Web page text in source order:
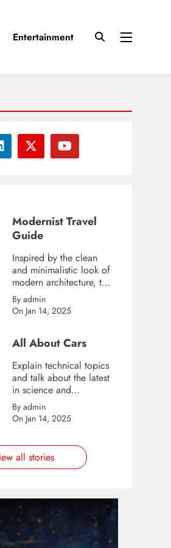
Entertainment
Modernist Travel
Guide
Inspired by the clean
and minimalistic look of
modern architecture, this
template is great for
creating stories about
urban and city tourism.
By admin
On Jan 14, 2025
All About Cars
Explain technical topics
and talk about the latest
in science and
technology with this
clean and futuristic
template.
By admin
On Jan 14, 2025
all stories